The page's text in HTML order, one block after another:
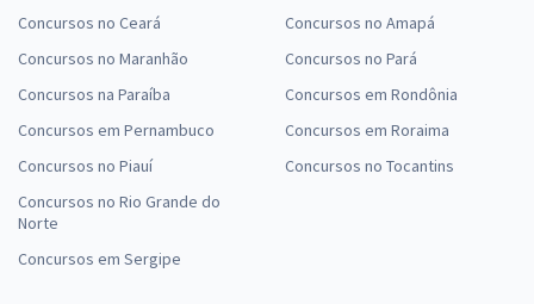
Concursos no Ceará
Concursos no Maranhão
Concursos na Paraíba
Concursos em Pernambuco
Concursos no Piauí
Concursos no Rio Grande do
Norte
Concursos em Sergipe
Concursos no Amapá
Concursos no Pará
Concursos em Rondônia
Concursos em Roraima
Concursos no Tocantins